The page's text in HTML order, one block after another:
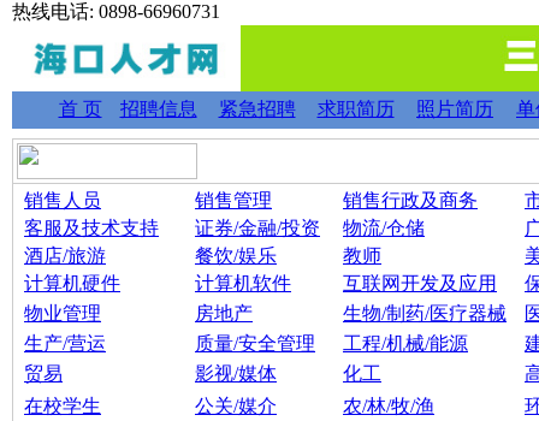
热线电话: 0898-66960731
首 页 招聘信息 紧急招聘 求职简历 照片简历 单
销售人员 销售管理 销售行政及商务
客服及技术支持
证券/金融/投资 物流/仓储
酒店/旅游
餐饮/娱乐 教师
计算机硬件
计算机软件 互联网开发及应用
物业管理
房地产 生物/制药/医疗器械
生产/营运
质量/安全管理 工程/机械/能源
贸易
影视/媒体 化工
在校学生
公关/媒介 农/林/牧/渔